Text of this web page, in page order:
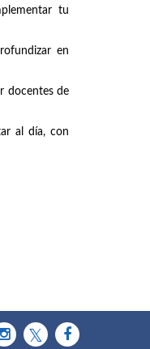
tu
en
docentes de
al día, con